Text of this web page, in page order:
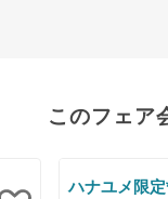
このフェア
ハナユメ限